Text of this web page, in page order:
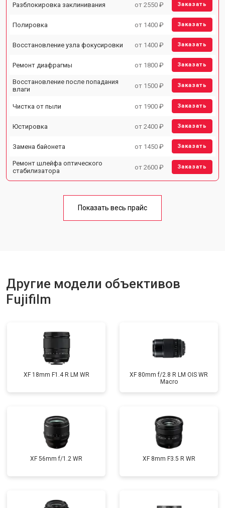
Разблокировка заклинивания от 2550 ₽ Заказать
Полировка от 1400 ₽ Заказать
Восстановление узла фокусировки от 1400 ₽ Заказать
Ремонт диафрагмы от 1800 ₽ Заказать
Восстановление после попадания
влаги
от 1500 ₽ Заказать
Чистка от пыли от 1900 ₽ Заказать
Юстировка от 2400 ₽ Заказать
Замена байонета от 1450 ₽ Заказать
Ремонт шлейфа оптического
стабилизатора
от 2600 ₽ Заказать
Показать весь прайс
Другие модели объективов
Fujifilm
XF 18mm F1.4 R LM WR
XF 80mm f/2.8 R LM OIS WR
Macro
XF 56mm f/1.2 WR XF 8mm F3.5 R WR